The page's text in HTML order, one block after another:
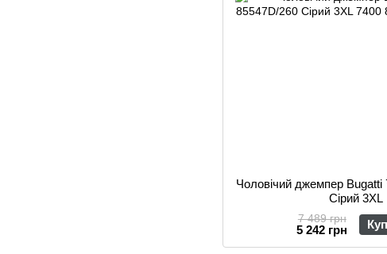
Чоловічий джемпер Bugatti
Сірий 3XL
7 489 грн
5 242 грн